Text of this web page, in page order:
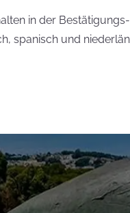
in der
spanisch und